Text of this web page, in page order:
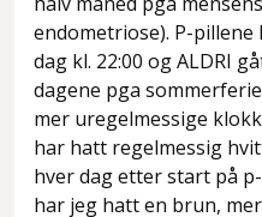
endometriose). P-
dag kl. 22:00 og ALDRI
dagene pga
mer uregelmessige
har hatt regelmessig
hver dag etter start på
har jeg hatt en brun,